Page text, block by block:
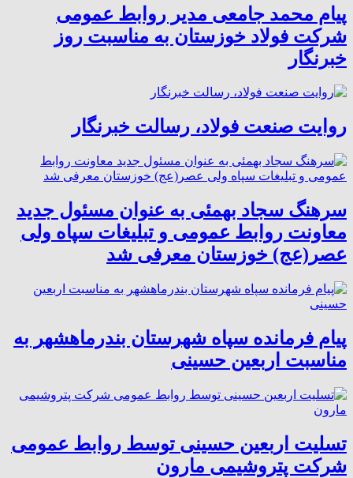
پیام محمد جامعی مدیر روابط عمومی
شرکت فولاد خوزستان به مناسبت روز
خبرنگار
روایت صنعت فولاد،‌ رسالت خبرنگار
سرهنگ سجاد بهمئی به عنوان مسئول جدید
معاونت روابط عمومی و تبلیغات سپاه ولی
عصر(عج) خوزستان معرفی شد
پیام فرمانده سپاه شهرستان بندرماهشهر به
مناسبت اربعین حسینی
تسلیت اربعین حسینی توسط روابط عمومی
شرکت پتروشیمی مارون